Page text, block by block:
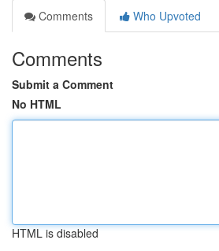
Comments
Who Upvoted
Comments
Submit a Comment
No HTML
HTML is disabled